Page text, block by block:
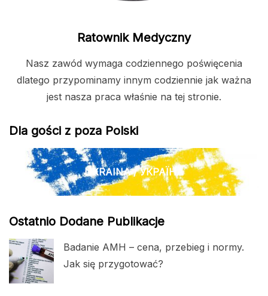
Ratownik Medyczny
Nasz zawód wymaga codziennego poświęcenia
dlatego przypominamy innym codziennie jak ważna
jest nasza praca właśnie na tej stronie.
Dla gości z poza Polski
UKRAINA / УКРАЇНА
Ostatnio Dodane Publikacje
Badanie AMH – cena, przebieg i normy.
Jak się przygotować?